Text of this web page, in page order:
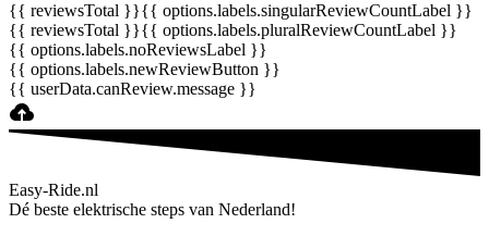
{{ reviewsTotal }}{{ options.labels.singularReviewCountLabel }}
{{ reviewsTotal }}{{ options.labels.pluralReviewCountLabel }}
{{ options.labels.noReviewsLabel }}
{{ options.labels.newReviewButton }}
{{ userData.canReview.message }}
Easy-Ride.nl
Dé beste elektrische steps van Nederland!